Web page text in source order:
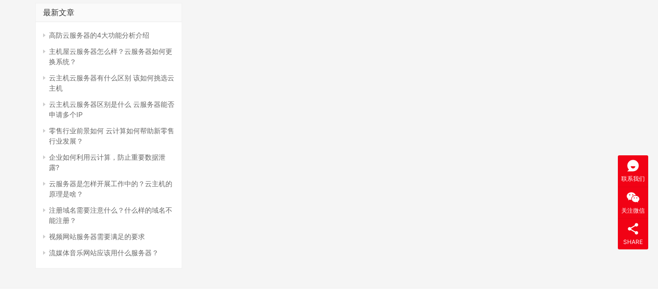
最新文章
高防云服务器的4大功能分析介绍
主机屋云服务器怎么样？云服务器如何更
换系统？
云主机云服务器有什么区别 该如何挑选云
主机
云主机云服务器区别是什么 云服务器能否
申请多个IP
零售行业前景如何 云计算如何帮助新零售
行业发展？
企业如何利用云计算，防止重要数据泄
露?
云服务器是怎样开展工作中的？云主机的
原理是啥？
注册域名需要注意什么？什么样的域名不
能注册？
视频网站服务器需要满足的要求
流媒体音乐网站应该用什么服务器？
联系我们
关注微信
SHARE